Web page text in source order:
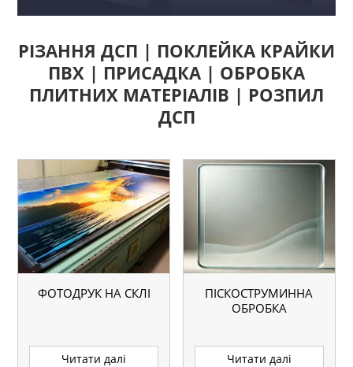
РІЗАННЯ ДСП | ПОКЛЕЙКА КРАЙКИ
ПВХ | ПРИСАДКА | ОБРОБКА
ПЛИТНИХ МАТЕРІАЛІВ | РОЗПИЛ
ДСП
ФОТОДРУК НА СКЛІ
Читати далі
ПІСКОСТРУМИННА
ОБРОБКА
Читати далі